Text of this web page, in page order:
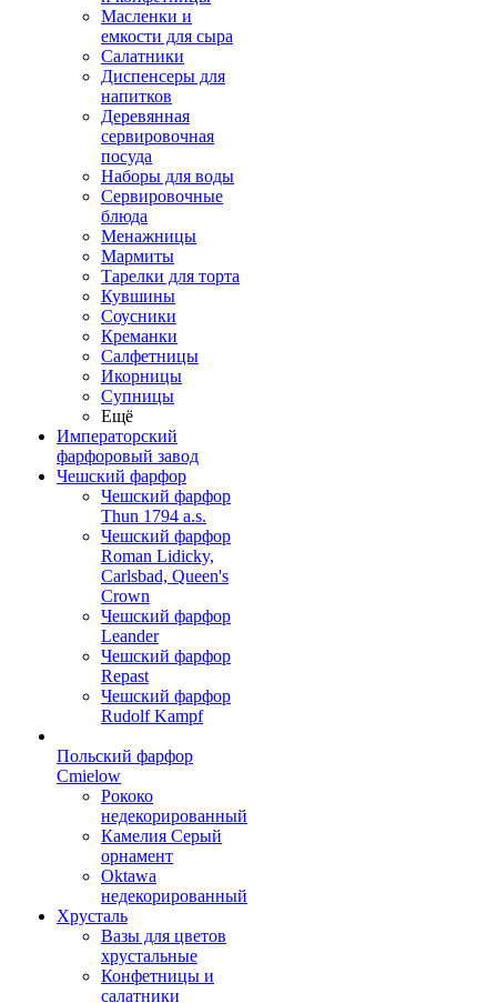
Масленки и
емкости для сыра
Салатники
Диспенсеры для
напитков
Деревянная
сервировочная
посуда
Наборы для воды
Сервировочные
блюда
Менажницы
Мармиты
Тарелки для торта
Кувшины
Соусники
Креманки
Салфетницы
Икорницы
Супницы
Ещё
Императорский
фарфоровый завод
Чешский фарфор
Чешский фарфор
Thun 1794 a.s.
Чешский фарфор
Roman Lidicky,
Carlsbad, Queen's
Crown
Чешский фарфор
Leander
Чешский фарфор
Repast
Чешский фарфор
Rudolf Kampf
Польский фарфор
Сmielow
Рококо
недекорированный
Камелия Серый
орнамент
Oktawa
недекорированный
Хрусталь
Вазы для цветов
хрустальные
Конфетницы и
салатники